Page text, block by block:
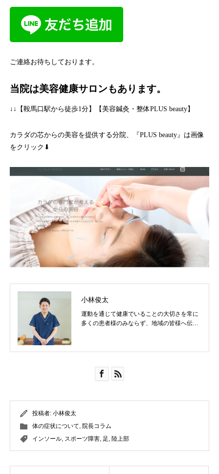
ご連絡お待ちしております。
当院は美容健康サロンもあります。
↓↓【鞍馬口駅から徒歩1分】【美容鍼灸・整体PLUS beauty】
カラダの芯からの美容を提供する分院、『PLUS beauty』は画像
をクリック⬇︎
小林俊太
運動を通じて健康でいることの大切さを常に
多くの患者様のみならず、地域の皆様へ伝え
投稿者: 小林俊太
体の症状について, 院長コラム
インソール, スポーツ障害, 足 , 陸上部